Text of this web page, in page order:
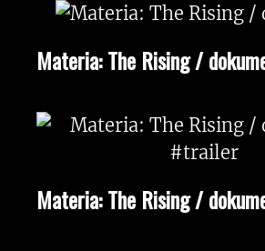
Materia: The Rising /
Materia: The Rising /